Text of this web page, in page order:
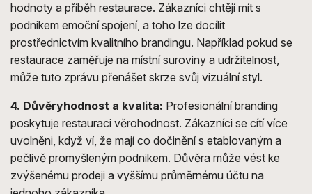
hodnoty a příběh restaurace. Zákazníci chtějí mít s
podnikem emoční spojení, a toho lze docílit
prostřednictvím kvalitního brandingu. Například pokud se
restaurace zaměřuje na místní suroviny a udržitelnost,
může tuto zprávu přenášet skrze svůj vizuální styl.
4. Důvěryhodnost a kvalita: Profesionální branding
poskytuje restauraci věrohodnost. Zákazníci se cítí více
uvolněni, když ví, že mají co dočinění s etablovaným a
pečlivě promyšleným podnikem. Důvěra může vést ke
zvýšenému prodeji a vyššímu průměrnému účtu na